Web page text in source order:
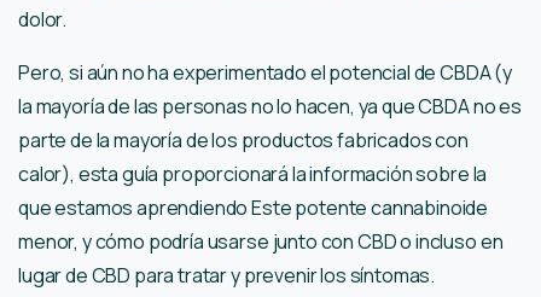
dolor.
Pero, si aún no ha experimentado el potencial de CBDA (y
la mayoría de las personas no lo hacen, ya que CBDA no es
parte de la mayoría de los productos fabricados con
calor), esta guía proporcionará la información sobre la
que estamos aprendiendo Este potente cannabinoide
menor, y cómo podría usarse junto con CBD o incluso en
lugar de CBD para tratar y prevenir los síntomas.